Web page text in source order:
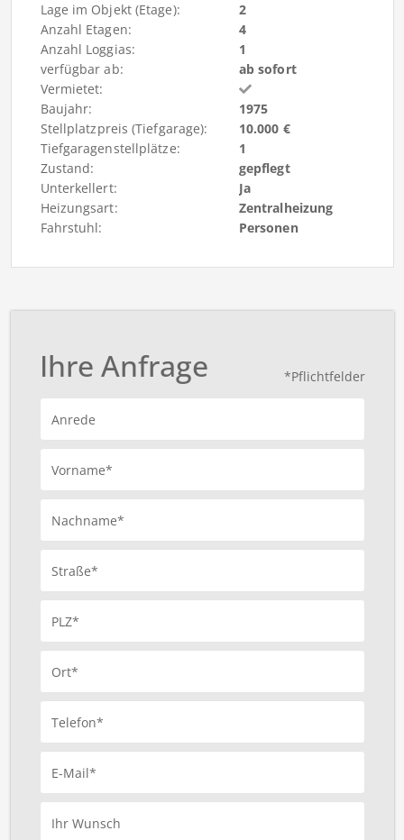
Lage im Objekt (Etage):
2
Anzahl Etagen:
4
Anzahl Loggias:
1
verfügbar ab:
ab sofort
Vermietet:
Baujahr:
1975
Stellplatzpreis (Tiefgarage):
10.000 €
Tiefgaragenstellplätze:
1
Zustand:
gepflegt
Unterkellert:
Ja
Heizungsart:
Zentralheizung
Fahrstuhl:
Personen
*Pflichtfelder
Ihre Anfrage
Anrede
Vorname*
Nachname*
Straße*
PLZ*
Ort*
Telefon*
E-Mail*
Ihr Wunsch